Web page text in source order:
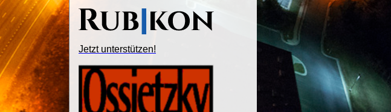
Jetzt unterstützen!